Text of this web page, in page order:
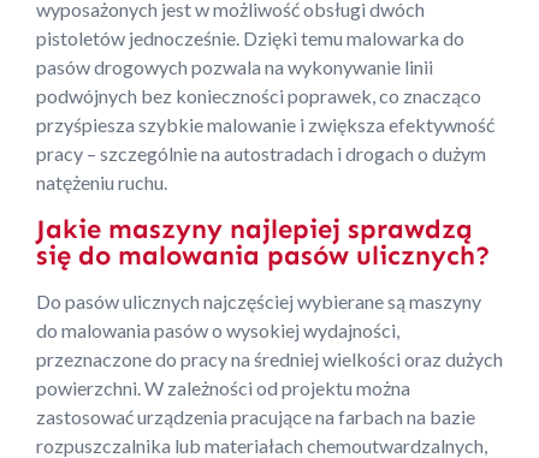
wyposażonych jest w możliwość obsługi dwóch
pistoletów jednocześnie. Dzięki temu malowarka do
pasów drogowych pozwala na wykonywanie linii
podwójnych bez konieczności poprawek, co znacząco
przyśpiesza szybkie malowanie i zwiększa efektywność
pracy – szczególnie na autostradach i drogach o dużym
natężeniu ruchu.
Jakie maszyny najlepiej sprawdzą
się do malowania pasów ulicznych?
Do pasów ulicznych najczęściej wybierane są maszyny
do malowania pasów o wysokiej wydajności,
przeznaczone do pracy na średniej wielkości oraz dużych
powierzchni. W zależności od projektu można
zastosować urządzenia pracujące na farbach na bazie
rozpuszczalnika lub materiałach chemoutwardzalnych,